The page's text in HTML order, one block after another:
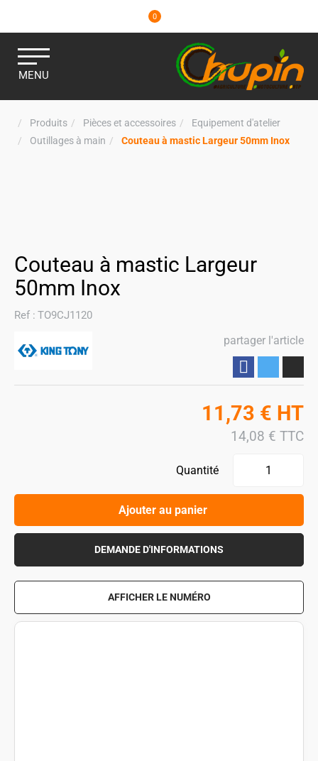
0
MENU
Produits Pièces et accessoires
Equipement d'atelier
Outillages à main
Couteau à mastic Largeur 50mm Inox
Couteau à mastic Largeur
50mm Inox
Ref : TO9CJ1120
partager l'article
11,73 € HT
14,08 € TTC
Quantité
Ajouter au panier
DEMANDE D'INFORMATIONS
AFFICHER LE NUMÉRO